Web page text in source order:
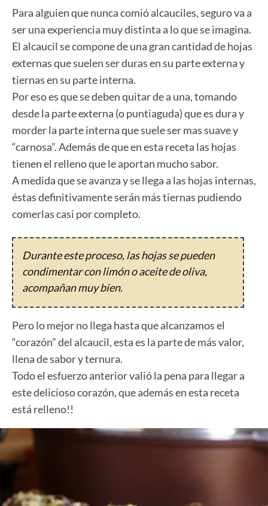
Para alguien que nunca comió alcauciles, seguro va a
ser una experiencia muy distinta a lo que se imagina.
El alcaucil se compone de una gran cantidad de hojas
externas que suelen ser duras en su parte externa y
tiernas en su parte interna.
Por eso es que se deben quitar de a una, tomando
desde la parte externa (o puntiaguda) que es dura y
morder la parte interna que suele ser mas suave y
“carnosa”. Además de que en esta receta las hojas
tienen el relleno que le aportan mucho sabor.
A medida que se avanza y se llega a las hojas internas,
éstas definitivamente serán más tiernas pudiendo
comerlas casi por completo.
Durante este proceso, las hojas se pueden
condimentar con limón o aceite de oliva,
acompañan muy bien.
Pero lo mejor no llega hasta que alcanzamos el
“corazón” del alcaucil, esta es la parte de más valor,
llena de sabor y ternura.
Todo el esfuerzo anterior valió la pena para llegar a
este delicioso corazón, que además en esta receta
está relleno!!